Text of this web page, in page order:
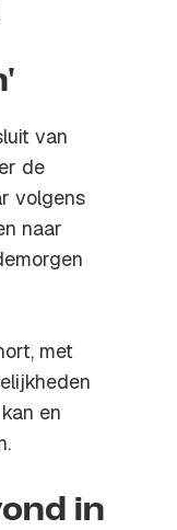
van
de
volgens
naar
met
en
in